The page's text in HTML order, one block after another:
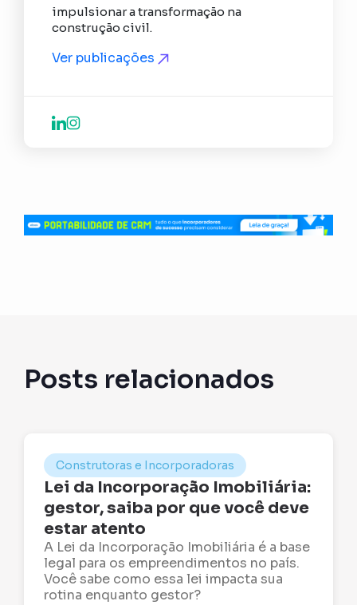
impulsionar a transformação na
construção civil.
Ver publicações
Posts relacionados
Construtoras e Incorporadoras
Lei da Incorporação Imobiliária:
gestor, saiba por que você deve
estar atento
A Lei da Incorporação Imobiliária é a base
legal para os empreendimentos no país.
Você sabe como essa lei impacta sua
rotina enquanto gestor?